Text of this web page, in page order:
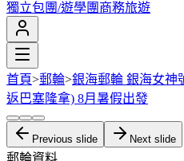
獨立包團/遊學團 商務旅遊
首頁>郵輪>銀海郵輪 銀海女神
返巴塞隆拿) 8月暑假出發
Previous slide Next slide
郵輪資料